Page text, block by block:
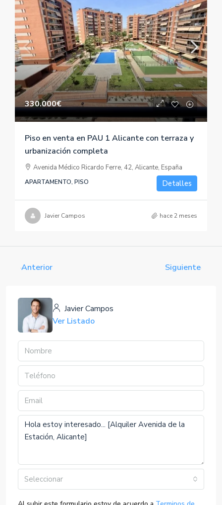
330.000€
Piso en venta en PAU 1 Alicante con terraza y
urbanización completa
Avenida Médico Ricardo Ferre, 42, Alicante, España
APARTAMENTO, PISO Detalles
Javier Campos hace 2 meses
Anterior Siguiente
Javier Campos
Ver Listado
Seleccionar